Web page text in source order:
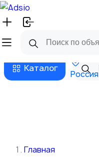
Русский
Бизнес тарифы
Каталог
Россия
Главная